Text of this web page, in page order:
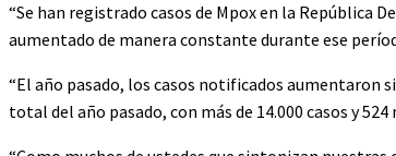
“Se han registrado casos de Mpox en la República
aumentado de manera constante durante ese
“El año pasado, los casos notificados aumentaron
total del año pasado, con más de 14.000 casos y 524